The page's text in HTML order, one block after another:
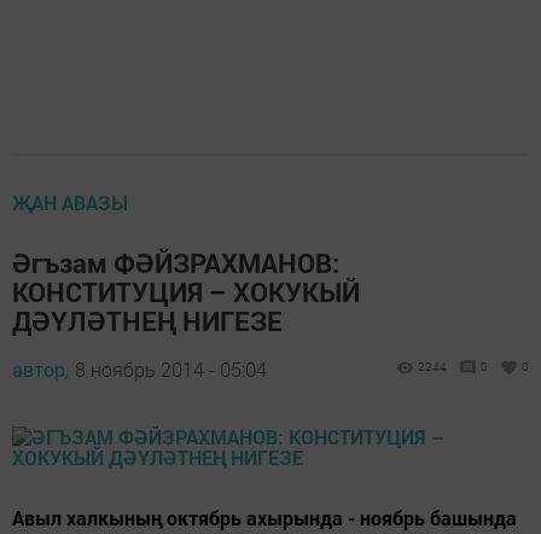
ҖАН АВАЗЫ
Әгъзам ФӘЙЗРАХМАНОВ:
КОНСТИТУЦИЯ – ХОКУКЫЙ
ДӘҮЛӘТНЕҢ НИГЕЗЕ
автор, 8 ноябрь 2014 - 05:04 2244 0 0
Авыл халкының октябрь ахырында - ноябрь башында